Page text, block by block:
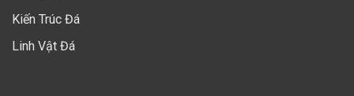
Kiến Trúc Đá
Linh Vật Đá